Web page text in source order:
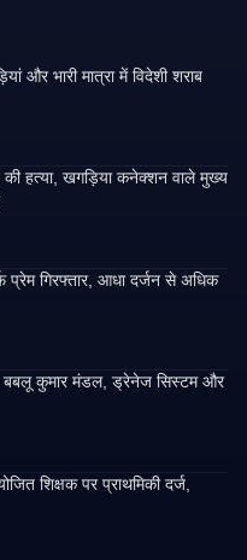
और भारी मात्रा में विदेशी शराब
की हत्या, खगड़िया कनेक्शन वाले मुख्य
प्रेम गिरफ्तार, आधा दर्जन से अधिक
कुमार मंडल, ड्रेनेज सिस्टम और
शिक्षक पर प्राथमिकी दर्ज,